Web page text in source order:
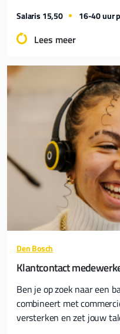
Salaris 15,50 16-40 uur
Lees meer
Den Bosch
Klantcontact
Ben je op zoek naar een
combineert met
versterken en zet jouw